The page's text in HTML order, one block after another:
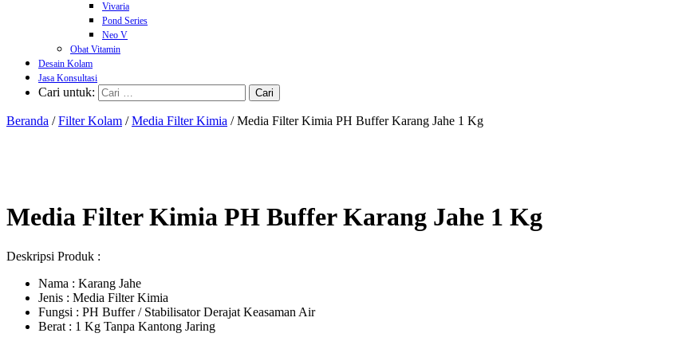
Vivaria
Pond Series
Neo V
Obat Vitamin
Desain Kolam
Jasa Konsultasi
Cari untuk:
Beranda /Filter Kolam /Media Filter Kimia / Media Filter Kimia PH Buffer Karang Jahe 1 Kg
Media Filter Kimia PH Buffer Karang Jahe 1 Kg
Deskripsi Produk :
Nama : Karang Jahe
Jenis : Media Filter Kimia
Fungsi : PH Buffer / Stabilisator Derajat Keasaman Air
Berat : 1 Kg Tanpa Kantong Jaring